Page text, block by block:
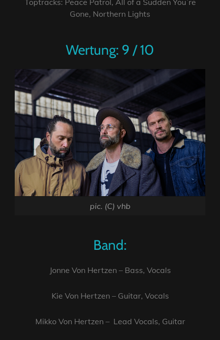
Toptracks: Peace Patrol, All of a Sudden You´re
Gone, Northern Lights
Wertung: 9 / 10
pic. (C) vhb
Band:
Jonne Von Hertzen – Bass, Vocals
Kie Von Hertzen – Guitar, Vocals
Mikko Von Hertzen – Lead Vocals, Guitar